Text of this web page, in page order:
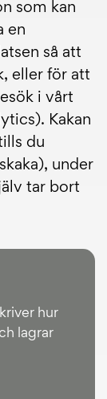
som kan
en
så att
eller för att
i vårt
Kakan
du
under
tar bort
hur
lagrar